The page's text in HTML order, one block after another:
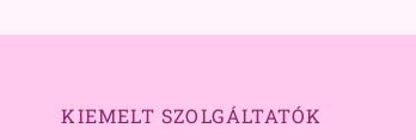
KIEMELT SZOLGÁLTATÓK